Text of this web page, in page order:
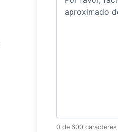
0 de 600 caracteres